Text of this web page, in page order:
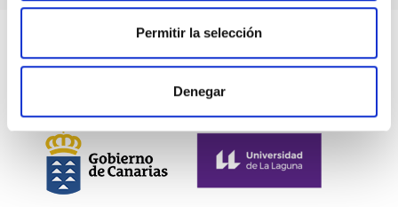
Permitir la selección
Denegar